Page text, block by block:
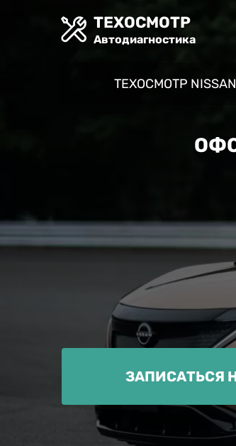
ТЕХОСМОТР
Автодиагностика
ТЕХОСМОТР
ЗАПИСАТЬСЯ